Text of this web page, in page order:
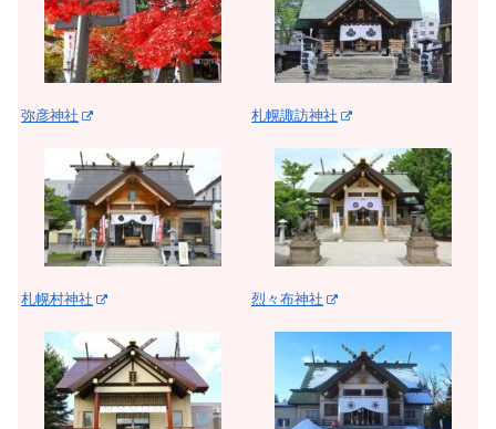
弥彦神社
札幌村神社
札幌諏訪神社
烈々布神社